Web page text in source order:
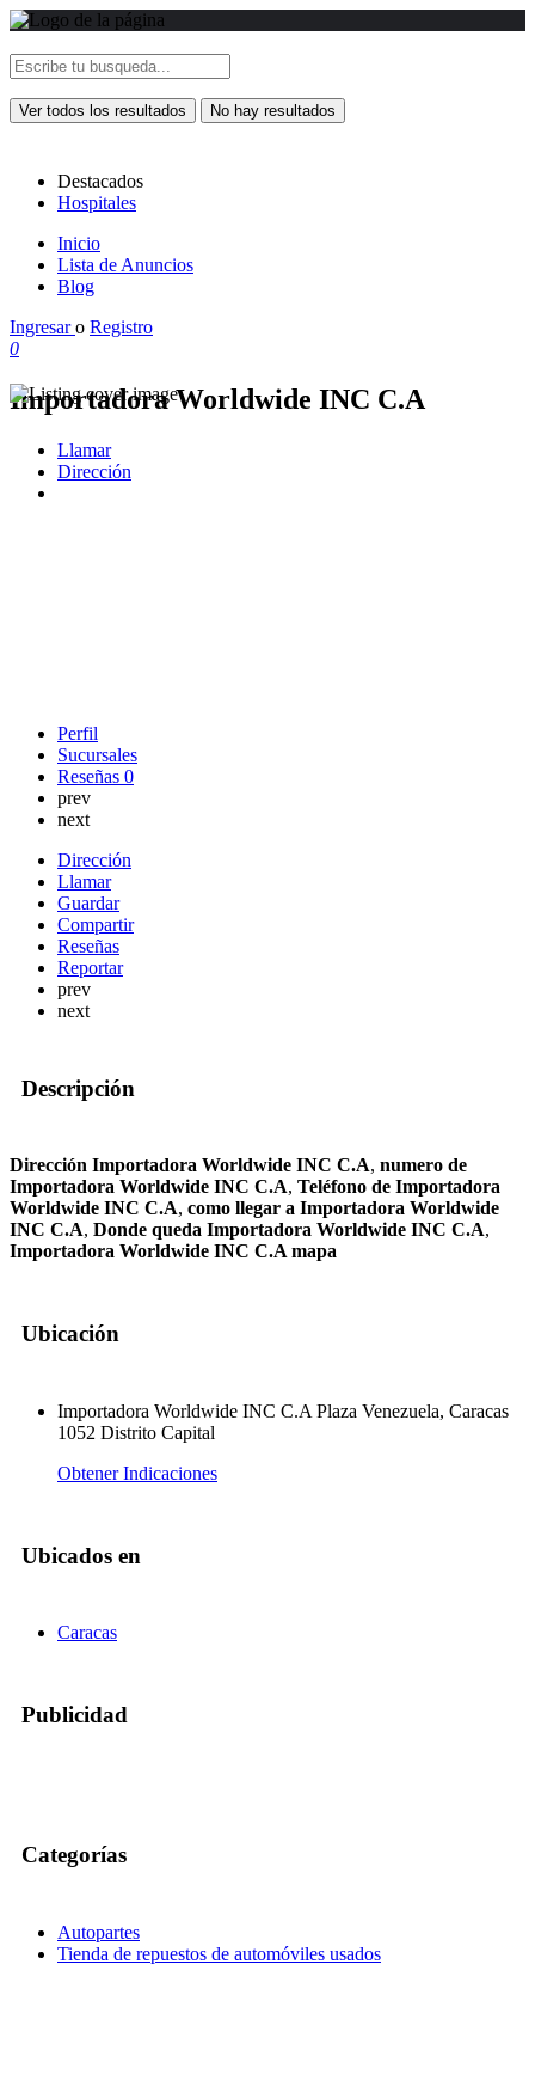
Ver todos los resultados No hay resultados
Destacados
Hospitales
Inicio
Lista de Anuncios
Blog
Ingresaro Registro
0
Importadora Worldwide INC C.A
Llamar
Dirección
Perfil
Sucursales
Reseñas 0
prev
next
Dirección
Llamar
Guardar
Compartir
Reseñas
Reportar
prev
next
Descripción
Dirección Importadora Worldwide INC C.A, numero de
Importadora Worldwide INC C.A, Teléfono de Importadora
Worldwide INC C.A, como llegar a Importadora Worldwide
INC C.A, Donde queda Importadora Worldwide INC C.A,
Importadora Worldwide INC C.A mapa
Ubicación
Importadora Worldwide INC C.A Plaza Venezuela, Caracas
1052 Distrito Capital
Obtener Indicaciones
Ubicados en
Caracas
Publicidad
Categorías
Autopartes
Tienda de repuestos de automóviles usados